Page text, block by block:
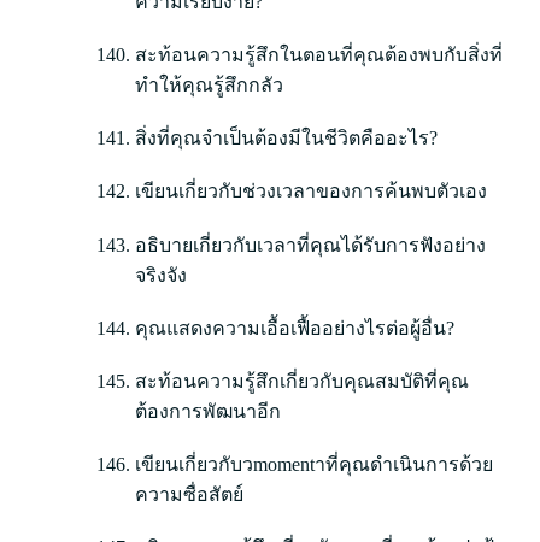
สะท้อนความรู้สึกในตอนที่คุณต้องพบกับสิ่งที่
ทำให้คุณรู้สึกกลัว
สิ่งที่คุณจำเป็นต้องมีในชีวิตคืออะไร?
เขียนเกี่ยวกับช่วงเวลาของการค้นพบตัวเอง
อธิบายเกี่ยวกับเวลาที่คุณได้รับการฟังอย่าง
จริงจัง
คุณแสดงความเอื้อเฟื้ออย่างไรต่อผู้อื่น?
สะท้อนความรู้สึกเกี่ยวกับคุณสมบัติที่คุณ
ต้องการพัฒนาอีก
เขียนเกี่ยวกับวmomentาที่คุณดำเนินการด้วย
ความซื่อสัตย์